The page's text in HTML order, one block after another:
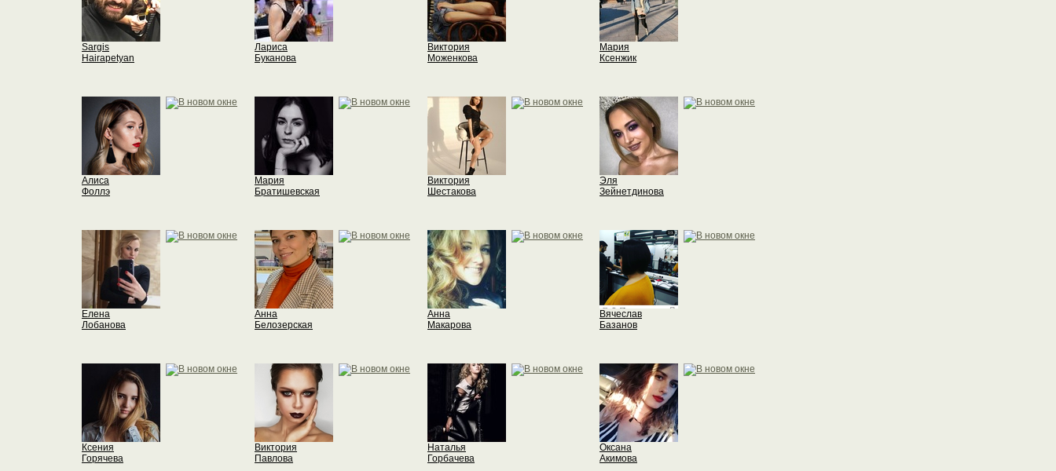
Sargis
Hairapetyan
Лариса
Буканова
Виктория
Моженкова
Мария
Ксенжик
Алиса
Фоллэ
Мария
Братишевская
Виктория
Шестакова
Эля
Зейнетдинова
Елена
Лобанова
Анна
Белозерская
Анна
Макарова
Вячеслав
Базанов
Ксения
Горячева
Виктория
Павлова
Наталья
Горбачева
Оксана
Акимова